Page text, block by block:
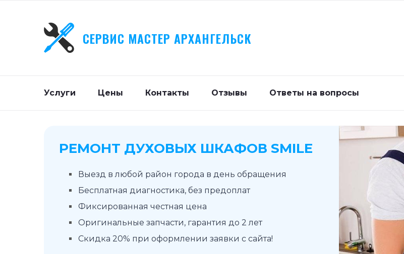
СЕРВИС МАСТЕР АРХАНГЕЛЬСК
Услуги Цены Контакты Отзывы Ответы на вопросы
РЕМОНТ ДУХОВЫХ ШКАФОВ SMILE
Выезд в любой район города в день обращения
Бесплатная диагностика, без предоплат
Фиксированная честная цена
Оригинальные запчасти, гарантия до 2 лет
Скидка 20% при оформлении заявки с сайта!